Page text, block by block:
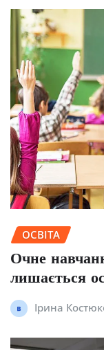
ОСВІТА
Очне
лишається
Ірина